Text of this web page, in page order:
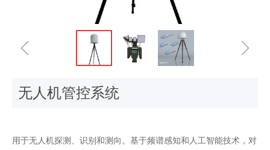
ꁆ ꁇ
无人机管控系统
用于无人机探测、识别和测向。基于频谱感知和人工智能技术，对